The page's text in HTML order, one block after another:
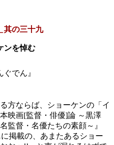
其の三十九
ンを悼む
ぐでん』
方ならば、ショーケンの「イ
映画[監督・俳優]論 ～黒澤
監督・名優たちの素顔～』
掲載の、あまたあるショー